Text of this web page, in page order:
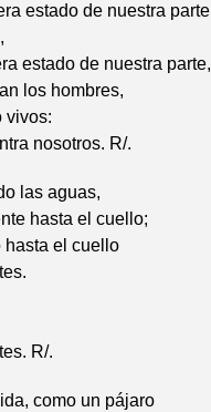
estado de nuestra parte
estado de nuestra parte,
los hombres,
vivos:
nosotros. R/.
las aguas,
hasta el cuello;
hasta el cuello
R/.
como un pájaro